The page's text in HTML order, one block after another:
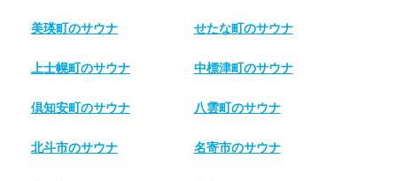
美瑛町のサウナ せたな町のサウナ
上士幌町のサウナ 中標津町のサウナ
倶知安町のサウナ 八雲町のサウナ
北斗市のサウナ 名寄市のサウナ